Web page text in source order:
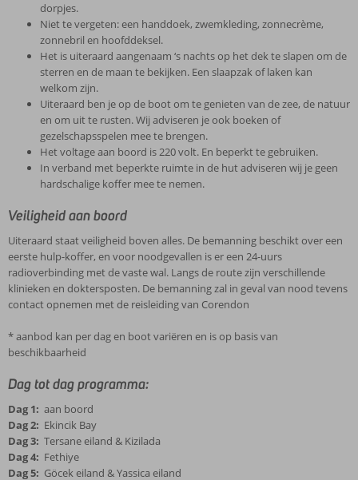
dorpjes.
Niet te vergeten: een handdoek, zwemkleding, zonnecrème,
zonnebril en hoofddeksel.
Het is uiteraard aangenaam ‘s nachts op het dek te slapen om de
sterren en de maan te bekijken. Een slaapzak of laken kan
welkom zijn.
Uiteraard ben je op de boot om te genieten van de zee, de natuur
en om uit te rusten. Wij adviseren je ook boeken of
gezelschapsspelen mee te brengen.
Het voltage aan boord is 220 volt. En beperkt te gebruiken.
In verband met beperkte ruimte in de hut adviseren wij je geen
hardschalige koffer mee te nemen.
Veiligheid aan boord
Uiteraard staat veiligheid boven alles. De bemanning beschikt over een
eerste hulp-koffer, en voor noodgevallen is er een 24-uurs
radioverbinding met de vaste wal. Langs de route zijn verschillende
klinieken en doktersposten. De bemanning zal in geval van nood tevens
contact opnemen met de reisleiding van Corendon
* aanbod kan per dag en boot variëren en is op basis van
beschikbaarheid
Dag tot dag programma:
Dag 1: aan boord
Dag 2: Ekincik Bay
Dag 3: Tersane eiland & Kizilada
Dag 4: Fethiye
Dag 5: Göcek eiland & Yassica eiland